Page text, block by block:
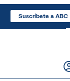
Suscríbete a ABC